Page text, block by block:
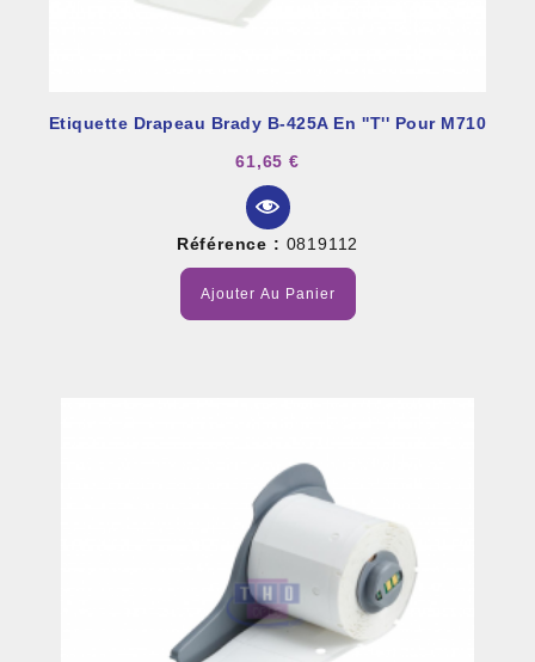
Etiquette Drapeau Brady B-425A En ''T'' Pour M710
61,65 €
Référence : 0819112
Ajouter Au Panier